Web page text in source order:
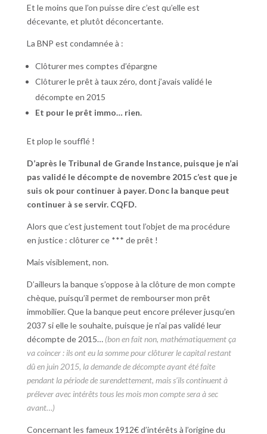
Et le moins que l’on puisse dire c’est qu’elle est
décevante, et plutôt déconcertante.
La BNP est condamnée à :
Clôturer mes comptes d’épargne
Clôturer le prêt à taux zéro, dont j’avais validé le
décompte en 2015
Et pour le prêt immo… rien.
Et plop le soufflé !
D’après le Tribunal de Grande Instance, puisque je n’ai
pas validé le décompte de novembre 2015 c’est que je
suis ok pour continuer à payer. Donc la banque peut
continuer à se servir. CQFD.
Alors que c’est justement tout l’objet de ma procédure
en justice : clôturer ce *** de prêt !
Mais visiblement, non.
D’ailleurs la banque s’oppose à la clôture de mon compte
chèque, puisqu’il permet de rembourser mon prêt
immobilier. Que la banque peut encore prélever jusqu’en
2037 si elle le souhaite, puisque je n’ai pas validé leur
décompte de 2015… (bon en fait non, mathématiquement ça
va coincer : ils ont eu la somme pour clôturer le capital restant
dû en juin 2015, la demande de décompte ayant été faite
pendant la période de surendettement, mais s’ils continuent à
prélever avec intérêts tous les mois mon compte sera à sec
avant…)
Concernant les fameux 1912€ d’intérêts à l’origine du